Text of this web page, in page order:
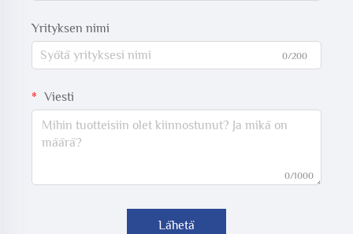
Yrityksen nimi
0/200
Viesti
0/1000
Lähetä